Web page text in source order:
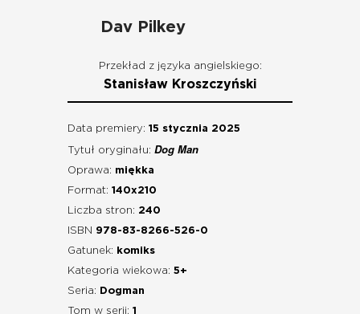
Dav Pilkey
Przekład z języka angielskiego:
Stanisław Kroszczyński
Data premiery: 15 stycznia 2025
Tytuł oryginału: Dog Man
Oprawa: miękka
Format: 140x210
Liczba stron: 240
ISBN 978-83-8266-526-0
Gatunek:
komiks
Kategoria wiekowa: 5+
Seria:
Dogman
Tom w serii: 1